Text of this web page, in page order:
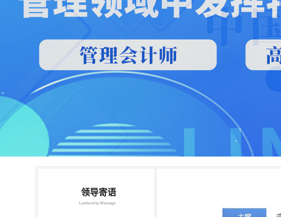
领导寄语
Leadership Message